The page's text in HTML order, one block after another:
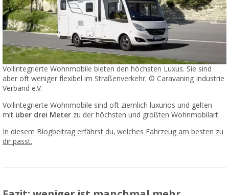
Vollintegrierte Wohnmobile bieten den höchsten Luxus. Sie sind
aber oft weniger flexibel im Straßenverkehr. © Caravaning Industrie
Verband e.V.
Vollintegrierte Wohnmobile sind oft ziemlich luxuriös und gelten
mit über drei Meter zu der höchsten und größten Wohnmobilart.
In diesem Blogbeitrag erfährst du, welches Fahrzeug am besten zu
dir passt.